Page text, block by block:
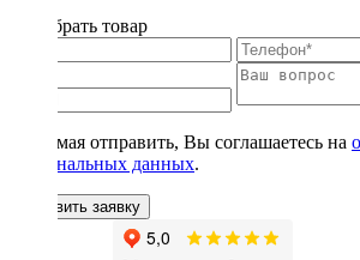
Подобрать товар
Нажимая отправить, Вы соглашаетесь на
персональных данных.
Оставить заявку